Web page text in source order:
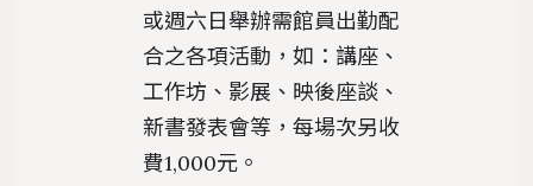
或週六日舉辦需館員出勤配
合之各項活動，如：講座、
工作坊、影展、映後座談、
新書發表會等，每場次另收
費1,000元。